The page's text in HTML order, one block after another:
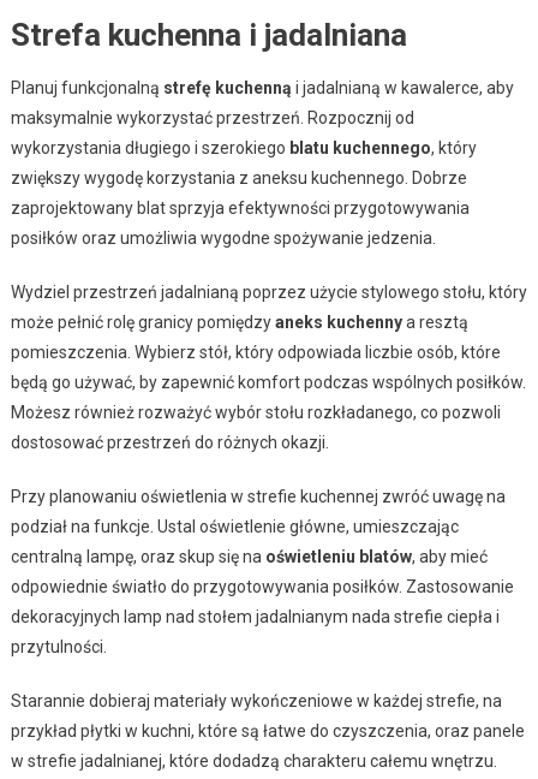
Strefa kuchenna i jadalniana
Planuj funkcjonalną strefę kuchenną i jadalnianą w kawalerce, aby
maksymalnie wykorzystać przestrzeń. Rozpocznij od
wykorzystania długiego i szerokiego blatu kuchennego, który
zwiększy wygodę korzystania z aneksu kuchennego. Dobrze
zaprojektowany blat sprzyja efektywności przygotowywania
posiłków oraz umożliwia wygodne spożywanie jedzenia.
Wydziel przestrzeń jadalnianą poprzez użycie stylowego stołu, który
może pełnić rolę granicy pomiędzyaneks kuchennya resztą
pomieszczenia. Wybierz stół, który odpowiada liczbie osób, które
będą go używać, by zapewnić komfort podczas wspólnych posiłków.
Możesz również rozważyć wybór stołu rozkładanego, co pozwoli
dostosować przestrzeń do różnych okazji.
Przy planowaniu oświetlenia w strefie kuchennej zwróć uwagę na
podział na funkcje. Ustal oświetlenie główne, umieszczając
centralną lampę, oraz skup się na oświetleniu blatów, aby mieć
odpowiednie światło do przygotowywania posiłków. Zastosowanie
dekoracyjnych lamp nad stołem jadalnianym nada strefie ciepła i
przytulności.
Starannie dobieraj materiały wykończeniowe w każdej strefie, na
przykład płytki w kuchni, które są łatwe do czyszczenia, oraz panele
w strefie jadalnianej, które dodadzą charakteru całemu wnętrzu.